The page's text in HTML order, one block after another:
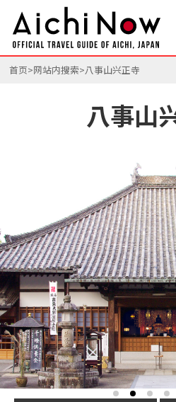
首页 网站内搜索 八事山兴正寺
八事山